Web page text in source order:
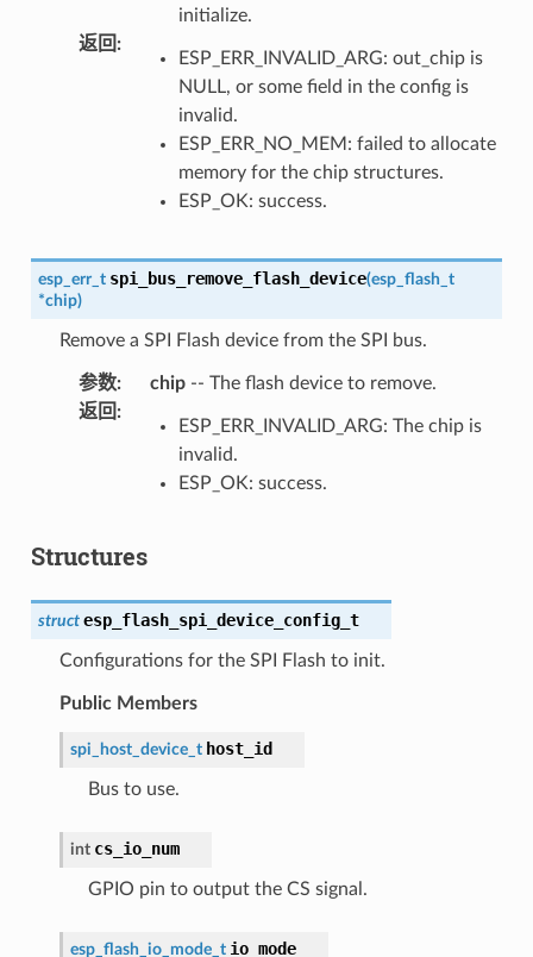
initialize.
返回 :
ESP_ERR_INVALID_ARG: out_chip is
NULL, or some field in the config is
invalid.
ESP_ERR_NO_MEM: failed to allocate
memory for the chip structures.
ESP_OK: success.
esp_err_t spi_bus_remove_flash_device(esp_flash_t
*chip)
Remove a SPI Flash device from the SPI bus.
参数: chip-- The flash device to remove.
返回 :
ESP_ERR_INVALID_ARG: The chip is
invalid.
ESP_OK: success.
Structures
struct esp_flash_spi_device_config_t
Configurations for the SPI Flash to init.
Public Members
spi_host_device_t host_id
Bus to use.
int cs_io_num
GPIO pin to output the CS signal.
esp_flash_io_mode_t io_mode